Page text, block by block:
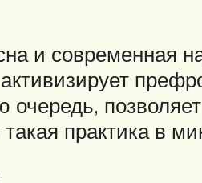
и современная
практика в